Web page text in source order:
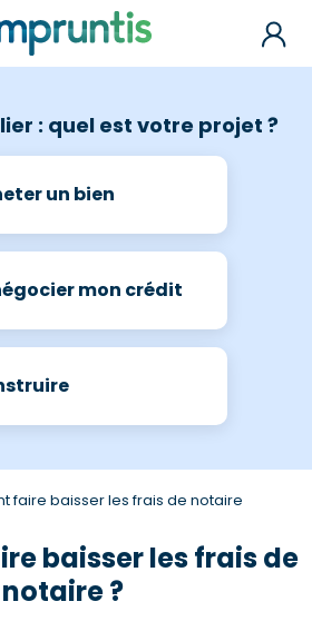
: quel est votre projet ?
un bien
mon crédit
faire baisser les frais de notaire
baisser les frais de
notaire ?